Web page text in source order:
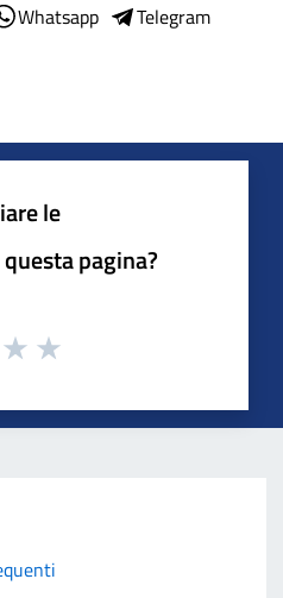
Whatsapp
Telegram
le
pagina?